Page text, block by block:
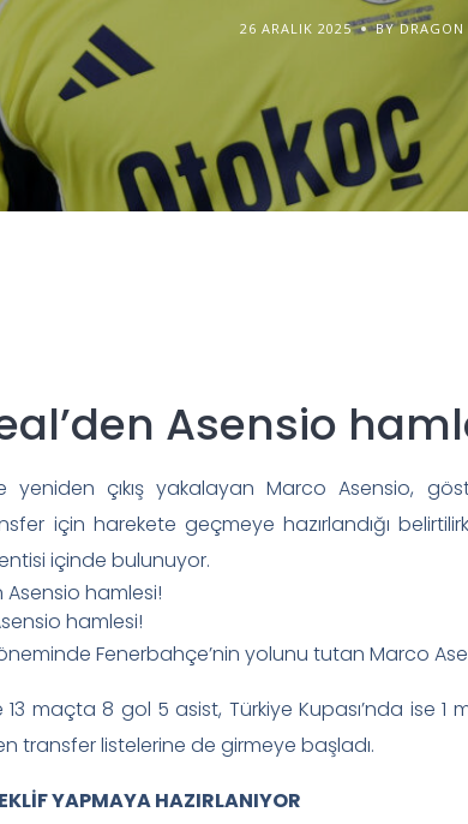
26 ARALIK 2025 BY DRAGON
Asensio
yeniden çıkış yakalayan Marco Asensio,
için harekete geçmeye hazırlandığı
içinde bulunuyor.
hamlesi!
Fenerbahçe’nin yolunu tutan Marco
maçta 8 gol 5 asist, Türkiye Kupası’nda ise
transfer listelerine de girmeye başladı.
YAPMAYA HAZIRLANIYOR